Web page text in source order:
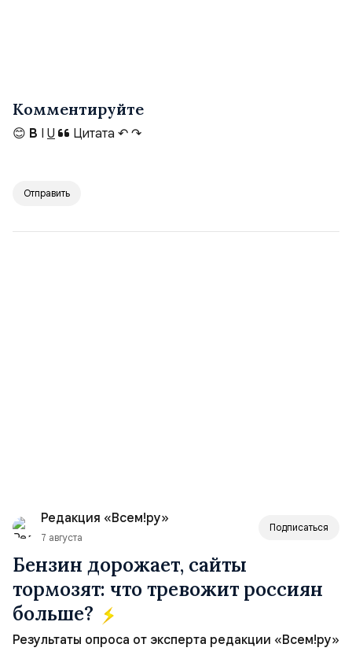
Комментируйте
😊 B I U Цитата ↶ ↷
Отправить
Редакция «Всем!ру»
7 августа
Подписаться
Бензин дорожает, сайты
тормозят: что тревожит россиян
больше?
Результаты опроса от эксперта редакции «Всем!ру»